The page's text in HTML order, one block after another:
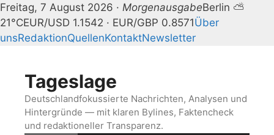
Freitag, 7 August 2026 · MorgenausgabeBerlin ⛅
21°CEUR/USD 1.1542 · EUR/GBP 0.8571Über
unsRedaktionQuellenKontaktNewsletter
springenTageslage
Deutschlandfokussierte Nachrichten, Analysen und
Hintergründe — mit klaren Bylines, Faktencheck
und redaktioneller Transparenz.